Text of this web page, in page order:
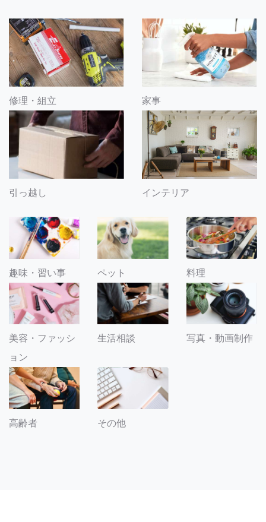
修理・組立 家事
引っ越し インテリア
趣味・習い事 ペット 料理
美容・ファッシ
ョン
生活相談 写真・動画制作
高齢者 その他